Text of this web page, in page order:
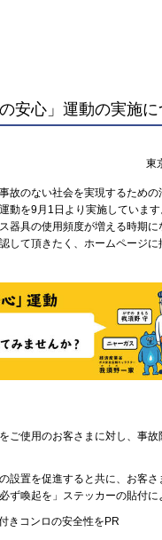
安心」運動の実施
東
故のない社会を実現するための
動を9月1日より実施していま
器具の使用頻度が増える時期に
して頂きたく、ホームページに
ご使用のお客さまに対し、事故
設置を促進すると共に、お客
ず喚起を」ステッカーの貼付に
きコンロの安全性をPR